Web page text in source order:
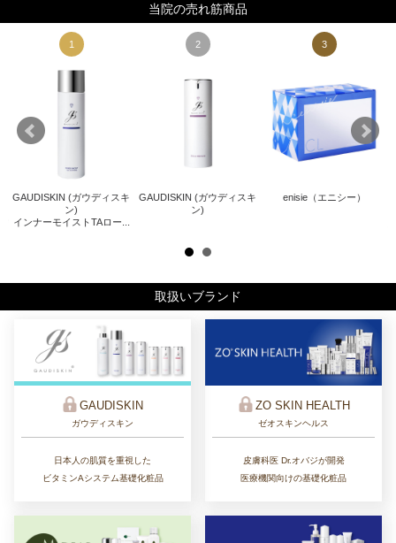
当院の売れ筋商品
1
GAUDISKIN (ガウディスキ
ン)
インナーモイストTAロー...
2
GAUDISKIN (ガウディスキ
ン)
3
enisie（エニシー）
取扱いブランド
GAUDISKIN
ガウディスキン
日本人の肌質を重視した
ビタミンAシステム基礎化粧品
ZO SKIN HEALTH
ゼオスキンヘルス
皮膚科医 Dr.オバジが開発
医療機関向けの基礎化粧品